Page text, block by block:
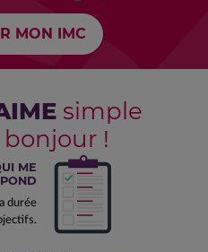
simple
!
ME
durée